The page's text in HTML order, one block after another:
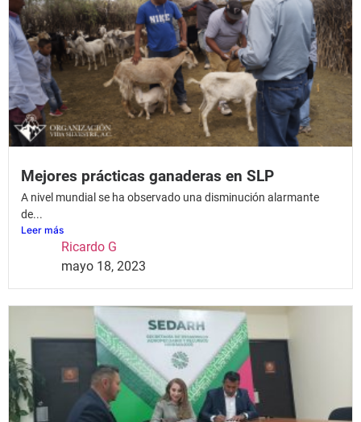
Mejores prácticas ganaderas en SLP
A nivel mundial se ha observado una disminución alarmante
de...
Leer más
Ricardo G
mayo 18, 2023